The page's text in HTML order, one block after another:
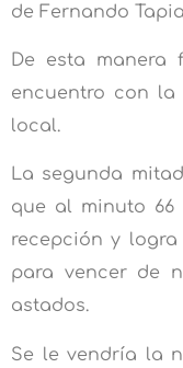
de Fernando
De esta manera
encuentro con
local.
La segunda
que al minuto 66
recepción y
para vencer de
astados.
Se le vendría la